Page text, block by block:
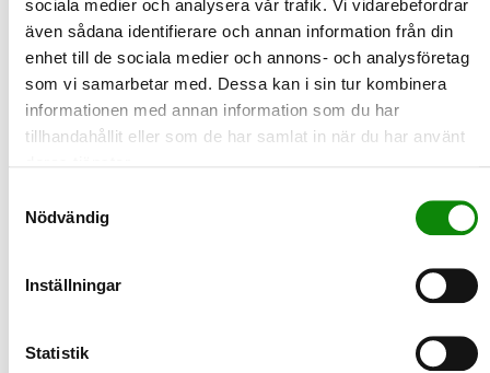
sociala medier och analysera vår trafik. Vi vidarebefordrar
även sådana identifierare och annan information från din
enhet till de sociala medier och annons- och analysföretag
som vi samarbetar med. Dessa kan i sin tur kombinera
informationen med annan information som du har
tillhandahållit eller som de har samlat in när du har använt
Nödvändig
Inställningar
Statistik
som orsakar stor skada om de kommer ut i naturen.
LÄS MER
2023-10-16
Svenska folkets källsortering minskade
Den höga viljan att källsortera förpackningar i Sverige har stor
International E-Waste Day